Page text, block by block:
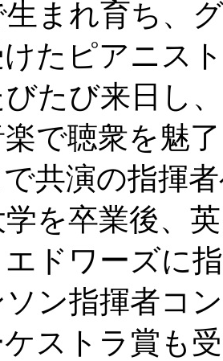
まれ育ち、
たピアニス
たび来日し
楽で聴衆を魅
共演の指揮
学を卒業後、
ドワーズに
ソン指揮者コ
ストラ賞も